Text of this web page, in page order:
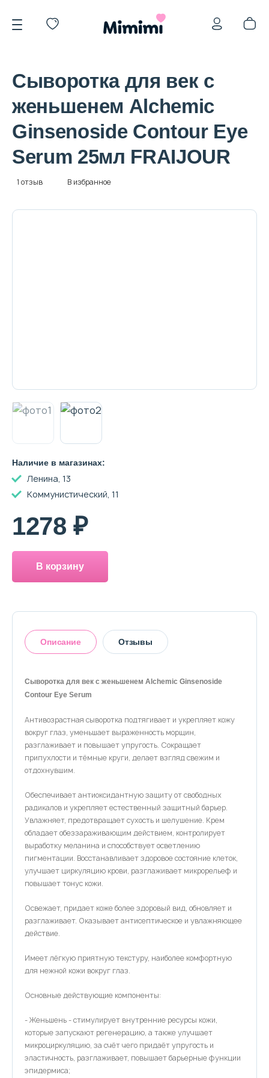
*OVERSTOCK -30%
Уход за лицом
Наборы
Аксессуары
Бытовая химия
Доставка и оплата
Контактная информация
Телефон Whats’APP
Сыворотка для век с
женьшенем Alchemic
Ginsenoside Contour Eye
Serum 25мл FRAIJOUR
1 отзыв В избранное
Наличие в магазинах:
Ленина, 13
Коммунистический, 11
1278 ₽
В корзину
Описание Отзывы
Сыворотка для век с женьшенем Alchemic Ginsenoside
Contour Eye Serum
Антивозрастная сыворотка подтягивает и укрепляет кожу
вокруг глаз, уменьшает выраженность морщин,
разглаживает и повышает упругость. Сокращает
припухлости и тёмные круги, делает взгляд свежим и
отдохнувшим.
Обеспечивает антиоксидантную защиту от свободных
радикалов и укрепляет естественный защитный барьер.
Увлажняет, предотвращает сухость и шелушение. Крем
обладает обеззараживающим действием, контролирует
выработку меланина и способствует осветлению
пигментации. Восстанавливает здоровое состояние клеток,
улучшает циркуляцию крови, разглаживает микрорельеф и
повышает тонус кожи.
Освежает, придает коже более здоровый вид, обновляет и
разглаживает. Оказывает антисептическое и увлажняющее
действие.
Имеет лёгкую приятную текстуру, наиболее комфортную
для нежной кожи вокруг глаз.
Основные действующие компоненты:
- Женьшень - стимулирует внутренние ресурсы кожи,
которые запускают регенерацию, а также улучшает
микроциркуляцию, за счёт чего придаёт упругость и
эластичность, разглаживает, повышает барьерные функции
эпидермиса;
5
На основании 1 отзыва
1
2
0%
3
5
100%
Оставить отзыв
Очень крутой крем, заломы устраняет, питает, увлажняет,
подтягивает и разглаживает кожу вокруг глаз. Запах
впитывается, не оставляет пленки и липкости